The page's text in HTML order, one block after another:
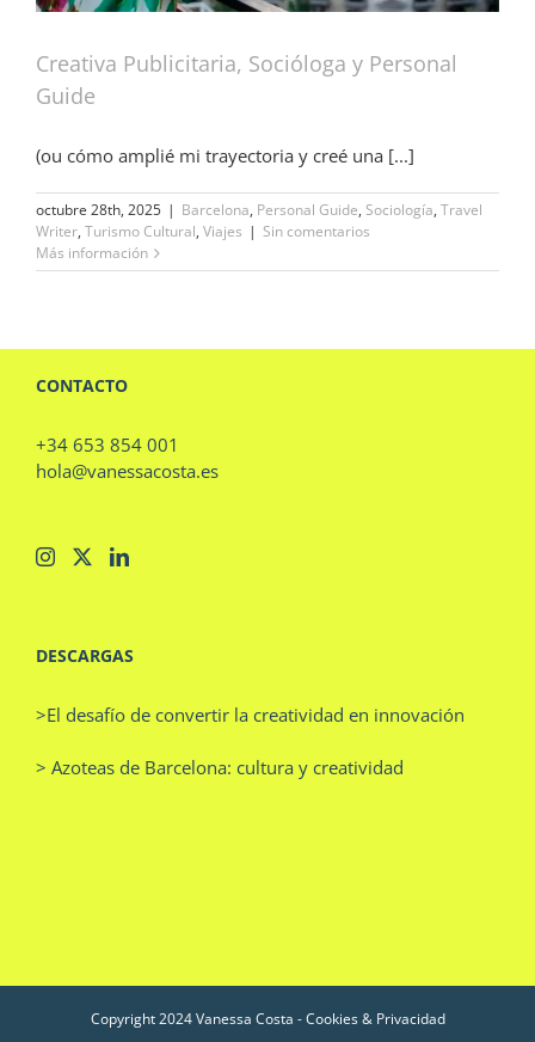
Creativa Publicitaria, Socióloga y Personal
Guide
(ou cómo amplié mi trayectoria y creé una [...]
octubre 28th, 2025 | Barcelona, Personal Guide, Sociología, Travel
Writer, Turismo Cultural, Viajes | Sin comentarios
Más información
CONTACTO
+34 653 854 001
hola@vanessacosta.es
DESCARGAS
>El desafío de convertir la creatividad en innovación
> Azoteas de Barcelona: cultura y creatividad
Copyright 2024 Vanessa Costa -Cookies & Privacidad